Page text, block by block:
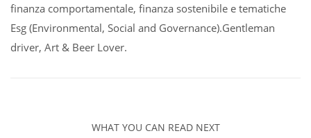
finanza comportamentale, finanza sostenibile e tematiche
Esg (Environmental, Social and Governance).Gentleman
driver, Art & Beer Lover.
WHAT YOU CAN READ NEXT